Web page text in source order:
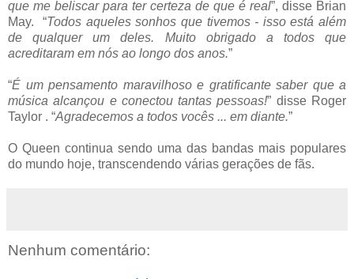
que me beliscar para ter certeza de que é real”, disse Brian
May. “Todos aqueles sonhos que tivemos - isso está além
de qualquer um deles. Muito obrigado a todos que
acreditaram em nós ao longo dos anos.”
“É um pensamento maravilhoso e gratificante saber que a
música alcançou e conectou tantas pessoas!” disse Roger
Taylor . “Agradecemos a todos vocês ... em diante.”
O Queen continua sendo uma das bandas mais populares
do mundo hoje, transcendendo várias gerações de fãs.
Nenhum comentário: